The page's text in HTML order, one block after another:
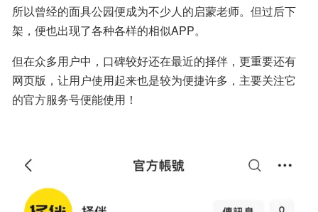
所以曾经的面具公园便成为不少人的启蒙老师。但过后下
架，便也出现了各种各样的相似APP。
但在众多用户中，口碑较好还在最近的择伴，更重要还有
网页版，让用户使用起来也是较为便捷许多，主要关注它
的官方服务号便能使用！